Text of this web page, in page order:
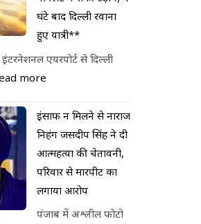
घंटे बाद दिल्ली रवाना
हुए यात्री**
एयरपोर्ट से दिल्ली
more
इंसाफ न मिलने से नाराज
निहंग जसदीप सिंह ने दी
आत्महत्या की चेतावनी,
परिवार से मारपीट का
लगाया आरोप
पंजाब में अश्लील फोटो